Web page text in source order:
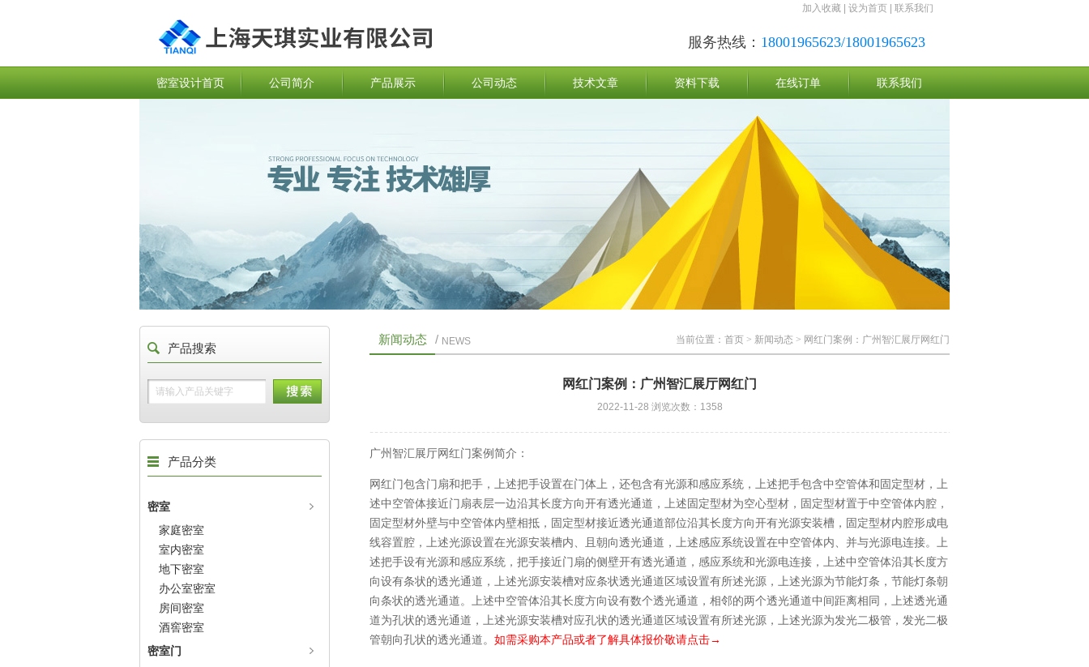
加入收藏 设为首页 联系我们
服务热线： 18001965623/18001965623
密室设计首页 公司简介 产品展示 公司动态 技术文章 资料下载 在线订单 联系我们
产品搜索
产品分类
密室
家庭密室
室内密室
地下密室
办公室密室
房间密室
酒窖密室
密室门
新闻动态 / NEWS 当前位置： 首页 > 新闻动态 > 网红门案例：广州智汇展厅网红门
网红门案例：广州智汇展厅网红门
2022-11-28 浏览次数：1358
广州智汇展厅网红门案例简介：
网红门包含门扇和把手，上述把手设置在门体上，还包含有光源和感应系统，上述把手包含中空管体和固定型材，上
述中空管体接近门扇表层一边沿其长度方向开有透光通道，上述固定型材为空心型材，固定型材置于中空管体内腔，
固定型材外壁与中空管体内壁相抵，固定型材接近透光通道部位沿其长度方向开有光源安装槽，固定型材内腔形成电
线容置腔，上述光源设置在光源安装槽内、且朝向透光通道，上述感应系统设置在中空管体内、并与光源电连接。上
述把手设有光源和感应系统，把手接近门扇的侧壁开有透光通道，感应系统和光源电连接，上述中空管体沿其长度方
向设有条状的透光通道，上述光源安装槽对应条状透光通道区域设置有所述光源，上述光源为节能灯条，节能灯条朝
向条状的透光通道。上述中空管体沿其长度方向设有数个透光通道，相邻的两个透光通道中间距离相同，上述透光通
道为孔状的透光通道，上述光源安装槽对应孔状的透光通道区域设置有所述光源，上述光源为发光二极管，发光二极
管朝向孔状的透光通道。 如需采购本产品或者了解具体报价敬请点击→